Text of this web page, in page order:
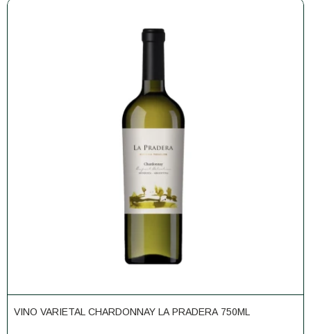
VINO VARIETAL CHARDONNAY LA PRADERA 750ML